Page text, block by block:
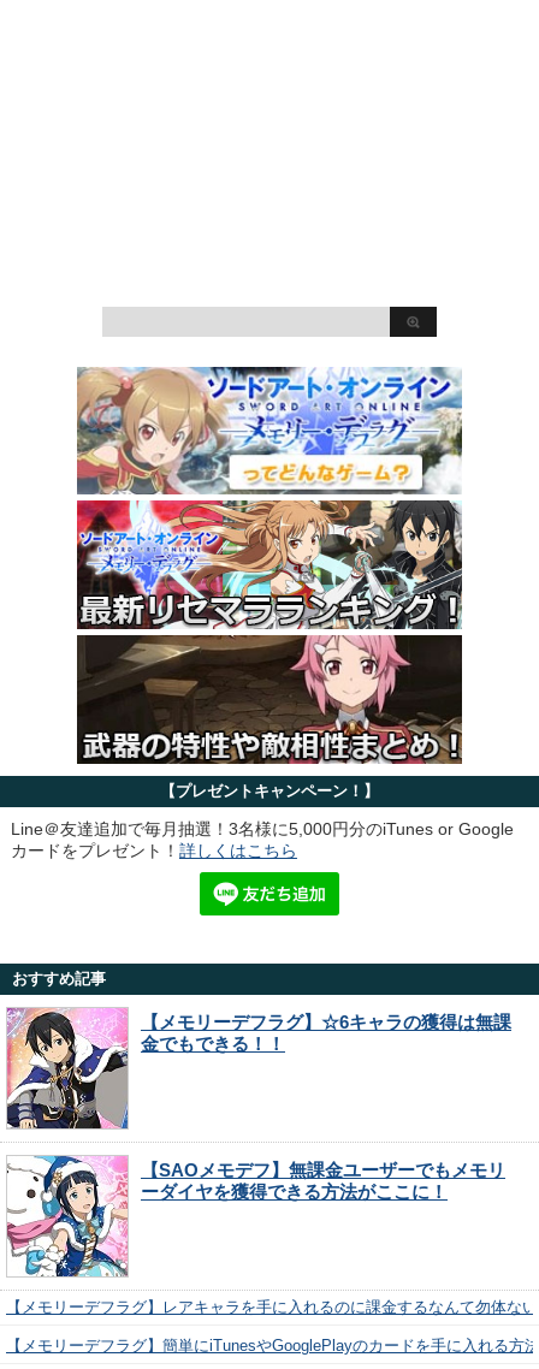
【プレゼントキャンペーン！】
Line＠友達追加で毎月抽選！3名様に5,000円分のiTunes or Google
カードをプレゼント！ 詳しくはこちら
おすすめ記事
【メモリーデフラグ】☆6キャラの獲得は無課
金でもできる！！
【SAOメモデフ】無課金ユーザーでもメモリ
ーダイヤを獲得できる方法がここに！
【メモリーデフラグ】レアキャラを手に入れるのに課金するなんて勿体な
【メモリーデフラグ】簡単にiTunesやGooglePlayのカードを手に入れる方